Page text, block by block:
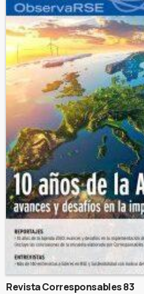
Revista Corresponsables 83